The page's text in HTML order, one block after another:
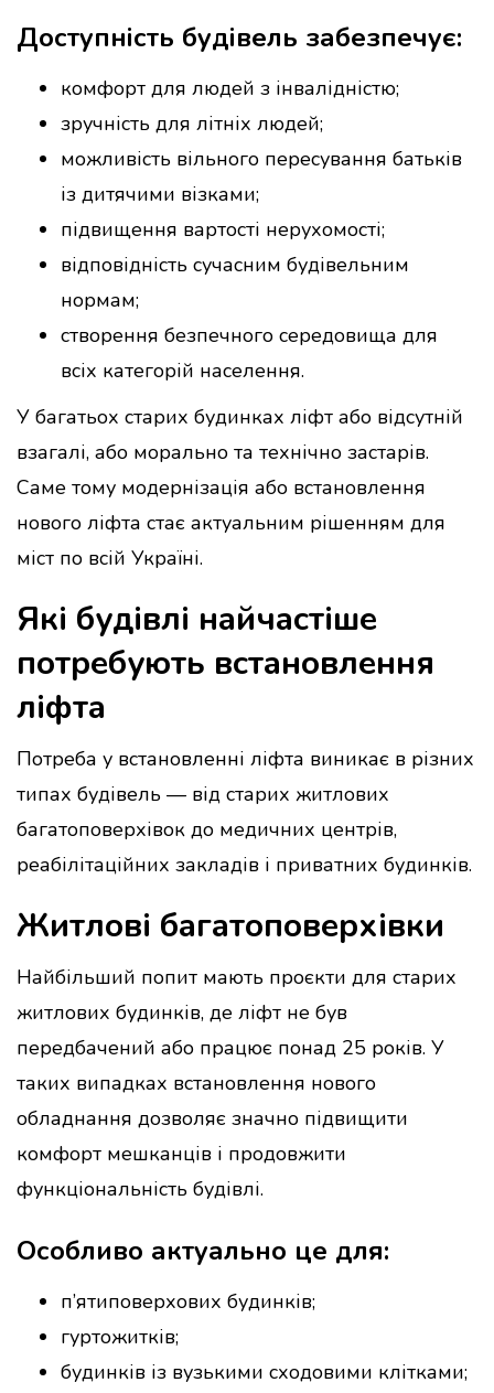
Доступність будівель забезпечує:
комфорт для людей з інвалідністю;
зручність для літніх людей;
можливість вільного пересування батьків
із дитячими візками;
підвищення вартості нерухомості;
відповідність сучасним будівельним
нормам;
створення безпечного середовища для
всіх категорій населення.
У багатьох старих будинках ліфт або відсутній
взагалі, або морально та технічно застарів.
Саме тому модернізація або встановлення
нового ліфта стає актуальним рішенням для
міст по всій Україні.
Які будівлі найчастіше
потребують встановлення
ліфта
Потреба у встановленні ліфта виникає в різних
типах будівель — від старих житлових
багатоповерхівок до медичних центрів,
реабілітаційних закладів і приватних будинків.
Житлові багатоповерхівки
Найбільший попит мають проєкти для старих
житлових будинків, де ліфт не був
передбачений або працює понад 25 років. У
таких випадках встановлення нового
обладнання дозволяє значно підвищити
комфорт мешканців і продовжити
функціональність будівлі.
Особливо актуально це для:
п’ятиповерхових будинків;
гуртожитків;
будинків із вузькими сходовими клітками;